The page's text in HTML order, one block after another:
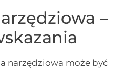
–
narzędziowa może być